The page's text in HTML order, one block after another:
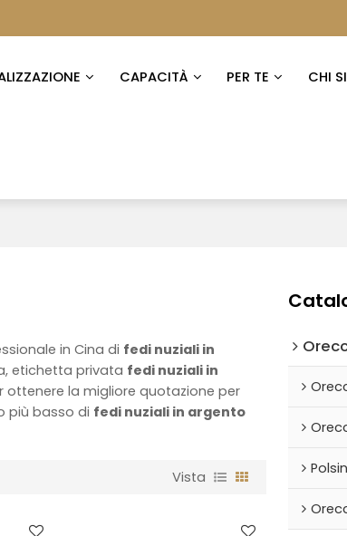
CAPACITÀ PER TE CHI
in Cina di fedi nuziali in
etichetta privata fedi nuziali in
la migliore quotazione per
più basso di fedi nuziali in argento
Vista